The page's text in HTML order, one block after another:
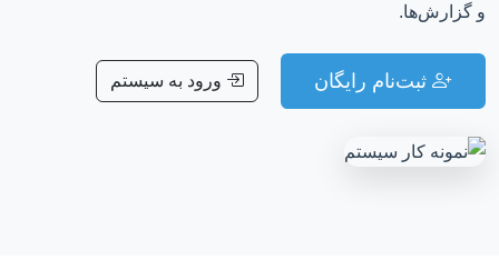
و گزارش‌ها.
ثبت‌نام رایگان ورود به سیستم